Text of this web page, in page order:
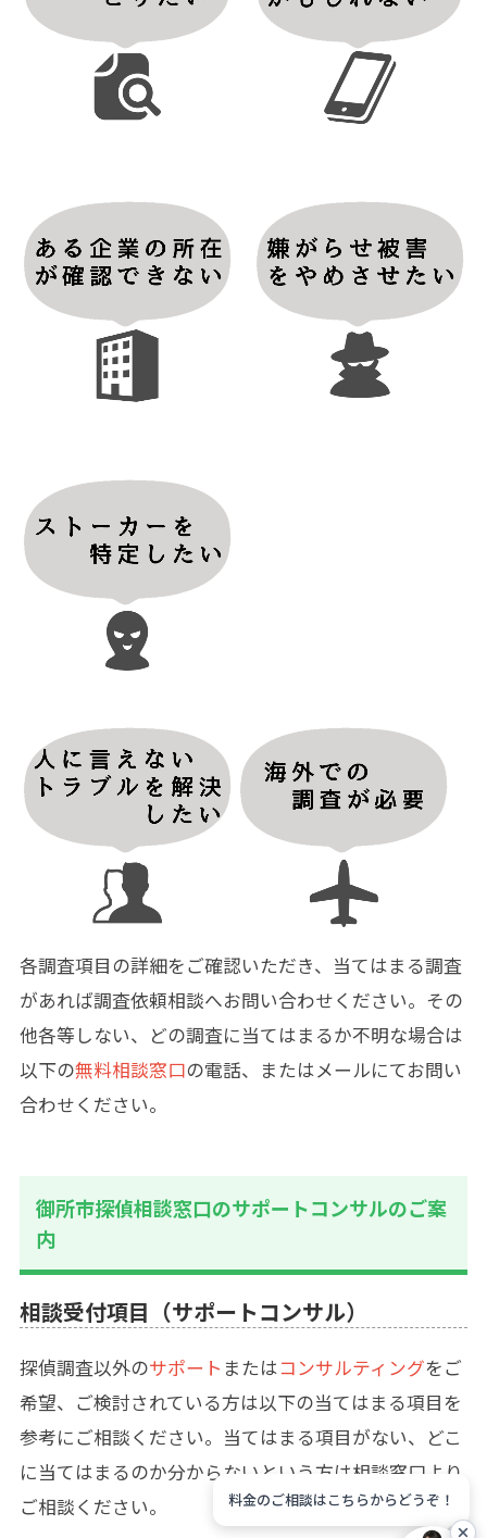
各調査項目の詳細をご確認いただき、当てはまる調査
があれば調査依頼相談へお問い合わせください。その
他各等しない、どの調査に当てはまるか不明な場合は
以下の無料相談窓口の電話、またはメールにてお問い
合わせください。
御所市探偵相談窓口のサポートコンサルのご案
内
相談受付項目（サポートコンサル）
探偵調査以外のサポート またはコンサルティングをご
希望、ご検討されている方は以下の当てはまる項目を
参考にご相談ください。当てはまる項目がない、どこ
に当てはまるのか分からないという方は相談窓口より
ご相談ください。
料金のご相談はこちらからどうぞ！